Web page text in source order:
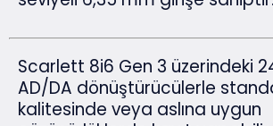
Scarlett 8i6 Gen 3 üzerindeki
AD/DA dönüştürücülerle
kalitesinde veya aslına uygun